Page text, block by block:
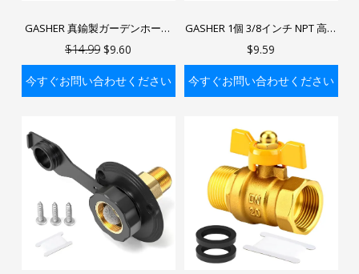
GASHER 真鍮製ガーデンホース
遮断バルブ 1個入り GHT水ホー
ル製ロングハンドル付き
$14.99 $9.60
今すぐお問い合わせください
バッグに入れる
GASHER 1個 3/8インチ NPT 高圧
洗浄機用スイベルフィッティン
転コネクタ 4500PSI
$9.59
今すぐお問い合わせください